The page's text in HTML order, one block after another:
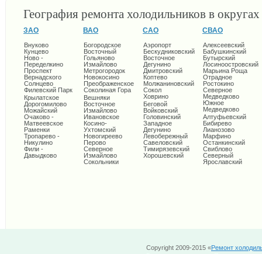
География ремонта холодильников в
ЗАО
Внуково
Кунцево
Ново -
Переделкино
Проспект
Вернадского
Солнцево
Филевский Парк
Крылатское
Дорогомилово
Можайский
Очаково -
Матвеевское
Раменки
Тропарево -
Никулино
Фили -
Давыдково
ВАО
Богородское
Восточный
Гольяново
Измайлово
Метрогородок
Новокосино
Преображенское
Соколиная Гора
Вешняки
Восточное
Измайлово
Ивановское
Косино-
Ухтомский
Новогиреево
Перово
Северное
Измайлово
Сокольники
САО
Аэропорт
Бескудниковский
Восточное
Дегунино
Дмитровский
Коптево
Молжаниновский
Сокол
Ховрино
Беговой
Войковский
Головинский
Западное
Дегунино
Левобережный
Савеловский
Тимирязевский
Хорошевский
СВАО
Алексеевский
Бабушкинский
Бутырский
Лосиноостровский
Марьина Роща
Отрадное
Ростокино
Северное
Медведково
Южное
Медведково
Алтуфьевский
Бибирево
Лианозово
Марфино
Останкинский
Свиблово
Северный
Ярославский
Copyright 2009-2015 «Ремонт